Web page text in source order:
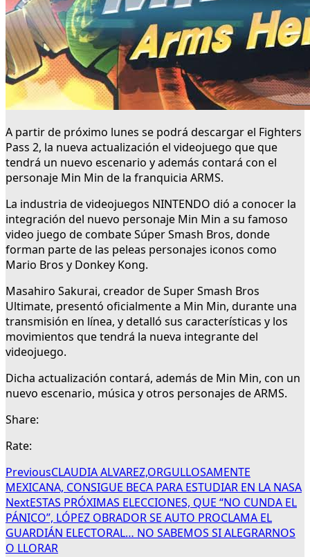
A partir de próximo lunes se podrá descargar el Fighters
Pass 2, la nueva actualización el videojuego que que
tendrá un nuevo escenario y además contará con el
personaje Min Min de la franquicia ARMS.
La industria de videojuegos NINTENDO dió a conocer la
integración del nuevo personaje Min Min a su famoso
video juego de combate Súper Smash Bros, donde
forman parte de las peleas personajes iconos como
Mario Bros y Donkey Kong.
Masahiro Sakurai, creador de Super Smash Bros
Ultimate, presentó oficialmente a Min Min, durante una
transmisión en línea, y detalló sus características y los
movimientos que tendrá la nueva integrante del
videojuego.
Dicha actualización contará, además de Min Min, con un
nuevo escenario, música y otros personajes de ARMS.
Share:
Rate:
PreviousCLAUDIA ALVAREZ,ORGULLOSAMENTE
MEXICANA, CONSIGUE BECA PARA ESTUDIAR EN LA NASA
NextESTAS PRÓXIMAS ELECCIONES, QUE “NO CUNDA EL
PÁNICO”, LÓPEZ OBRADOR SE AUTO PROCLAMA EL
GUARDIÁN ELECTORAL… NO SABEMOS SI ALEGRARNOS
O LLORAR